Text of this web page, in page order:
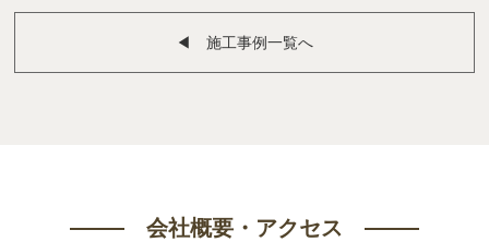
◀︎ 施工事例一覧へ
会社概要・アクセス